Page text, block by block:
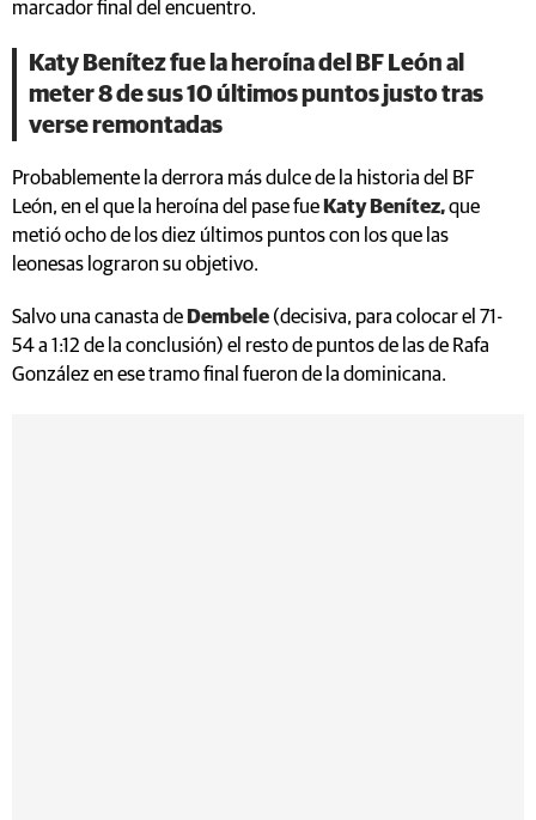
marcador final del encuentro.
Katy Benítez fue la heroína del BF León al
meter 8 de sus 10 últimos puntos justo tras
verse remontadas
Probablemente la derrora más dulce de la historia del BF
León, en el que la heroína del pase fue Katy Benítez,que
metió ocho de los diez últimos puntos con los que las
leonesas lograron su objetivo.
Salvo una canasta de Dembele (decisiva, para colocar el 71-
54 a 1:12 de la conclusión) el resto de puntos de las de Rafa
González en ese tramo final fueron de la dominicana.